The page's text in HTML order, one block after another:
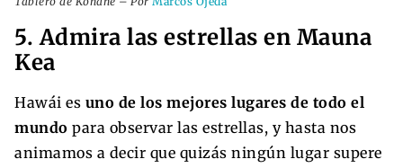
5. Admira las estrellas en Mauna
Kea
Hawái es uno de los mejores lugares de todo el
mundo para observar las estrellas, y hasta nos
animamos a decir que quizás ningún lugar supere